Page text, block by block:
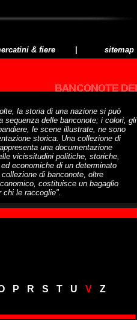
& fiere sitemap
la storia di una nazione si può
sequenza delle banconote; i colori, gli
le scene illustrate, ne sono
storica. Una collezione di
una documentazione
vicissitudini politiche, storiche,
economiche di un determinato
di banconote, oltre
costituisce un bagaglio
chi le raccoglie".
P R S T U V Z